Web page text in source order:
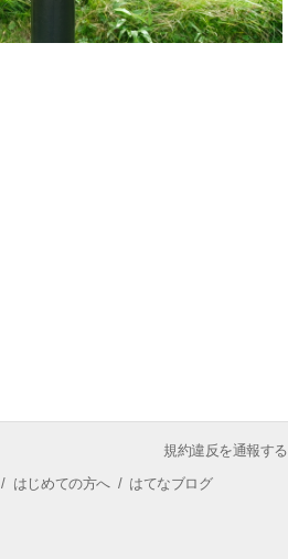
規約違反を通報する
/ はじめての方へ/ はてなブログ